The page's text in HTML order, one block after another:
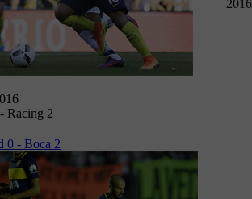
Racing 2
0 - Boca 2